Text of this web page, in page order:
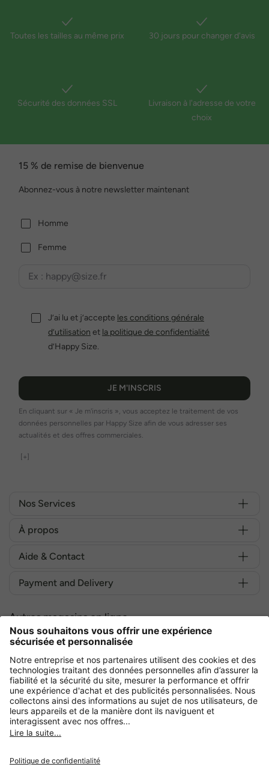
Toutes les tailles au même prix 30 jours pour changer d'avis
Sécurité des données SSL
Livraison à l'adresse de votre
choix
15 % de remise de bienvenue
Abonnez-vous à notre newsletter maintenant
Homme
Femme
J’ai lu et j’accepte les conditions générale
d’utilisation et la politique de confidentialité
d’Happy Size.
JE M'INSCRIS
En cliquant sur « Je m'inscris », vous acceptez le traitement de vos
données personnelles par Happy Size afin de vous adresser ses
actualités et des offres commerciales.
[+]
Nos Services
À propos
Aide & Contact
Payment and Delivery
Autres magasins en ligne
France
Achetez en toute sécurité avec :